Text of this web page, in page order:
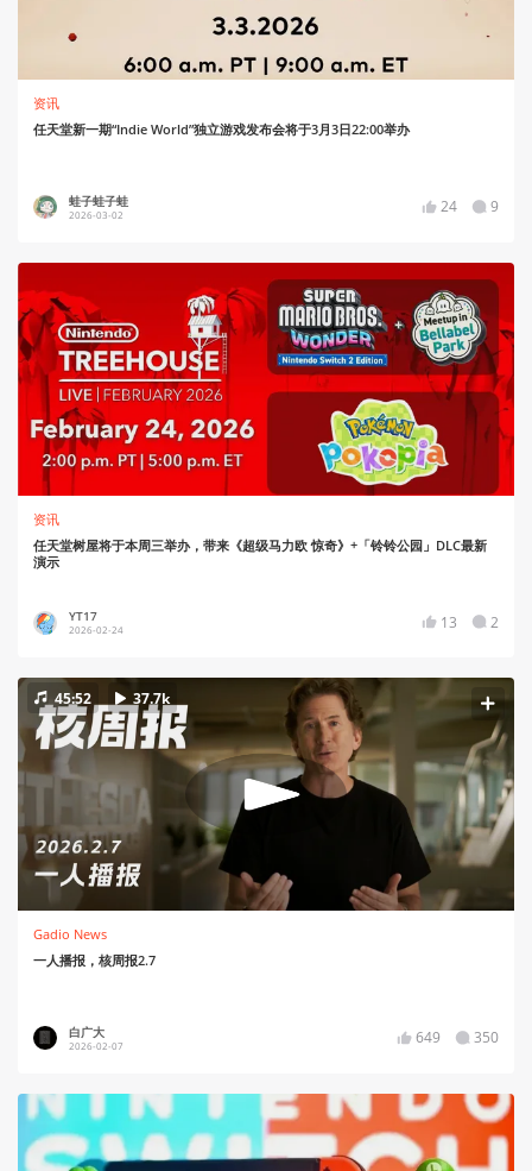
资讯
任天堂新一期“Indie World”独立游戏发布会将于3月3日22:00举办
蛙子蛙子蛙
2026-03-02 24 9
资讯
任天堂树屋将于本周三举办，带来《超级马力欧 惊奇》+「铃铃公园」DLC最新
演示
YT17
2026-02-24 13 2
45:52 37.7k
Gadio News
一人播报，核周报2.7
白广大
2026-02-07 649 350